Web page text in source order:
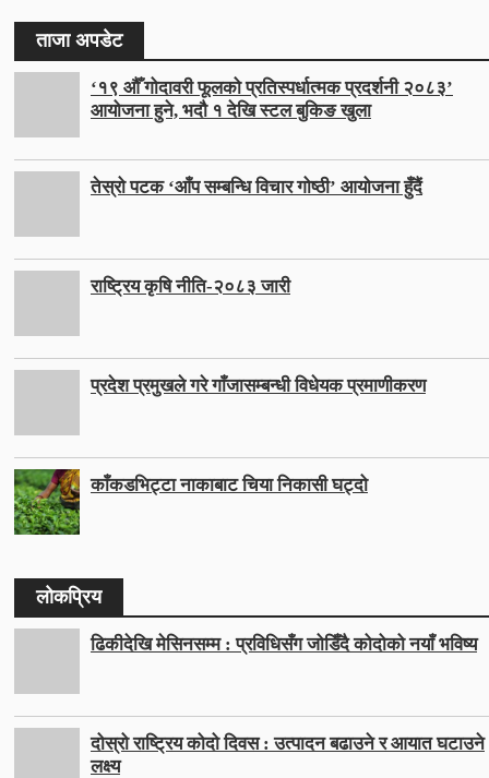
ताजा अपडेट
‘१९ औँ गोदावरी फूलको प्रतिस्पर्धात्मक प्रदर्शनी २०८३’
आयोजना हुने, भदौ १ देखि स्टल बुकिङ खुला
तेस्रो पटक ‘आँप सम्बन्धि विचार गोष्ठी’ आयोजना हुँदैं
राष्ट्रिय कृषि नीति-२०८३ जारी
प्रदेश प्रमुखले गरे गाँजासम्बन्धी विधेयक प्रमाणीकरण
काँकडभिट्टा नाकाबाट चिया निकासी घट्दो
लोकप्रिय
ढिकीदेखि मेसिनसम्म : प्रविधिसँग जोडिँदै कोदोको नयाँ भविष्य
दोस्रो राष्ट्रिय कोदो दिवस : उत्पादन बढाउने र आयात घटाउने
लक्ष्य